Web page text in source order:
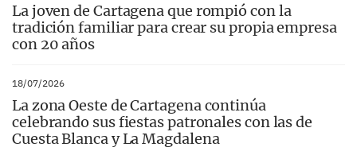
La joven de Cartagena que rompió con la
tradición familiar para crear su propia empresa
con 20 años
18/07/2026
La zona Oeste de Cartagena continúa
celebrando sus fiestas patronales con las de
Cuesta Blanca y La Magdalena